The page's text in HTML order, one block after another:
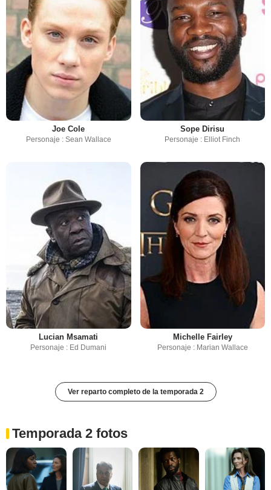
Joe Cole
Personaje : Sean Wallace
Sope Dirisu
Personaje : Elliot Finch
Lucian Msamati
Personaje : Ed Dumani
Michelle Fairley
Personaje : Marian Wallace
Ver reparto completo de la temporada 2
Temporada 2 fotos